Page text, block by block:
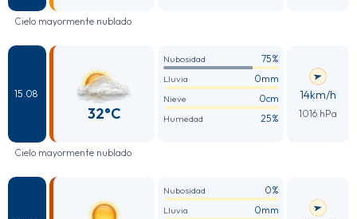
Cielo mayormente nublado
15.08
32°C
Nubosidad 75%
Lluvia 0mm
Nieve 0cm
Humedad 25%
14km/h
1016 hPa
Cielo mayormente nublado
Nubosidad 0%
Lluvia 0mm